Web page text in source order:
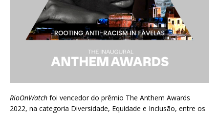
RioOnWatch foi vencedor do prêmio The Anthem Awards
2022, na categoria Diversidade, Equidade e Inclusão, entre os